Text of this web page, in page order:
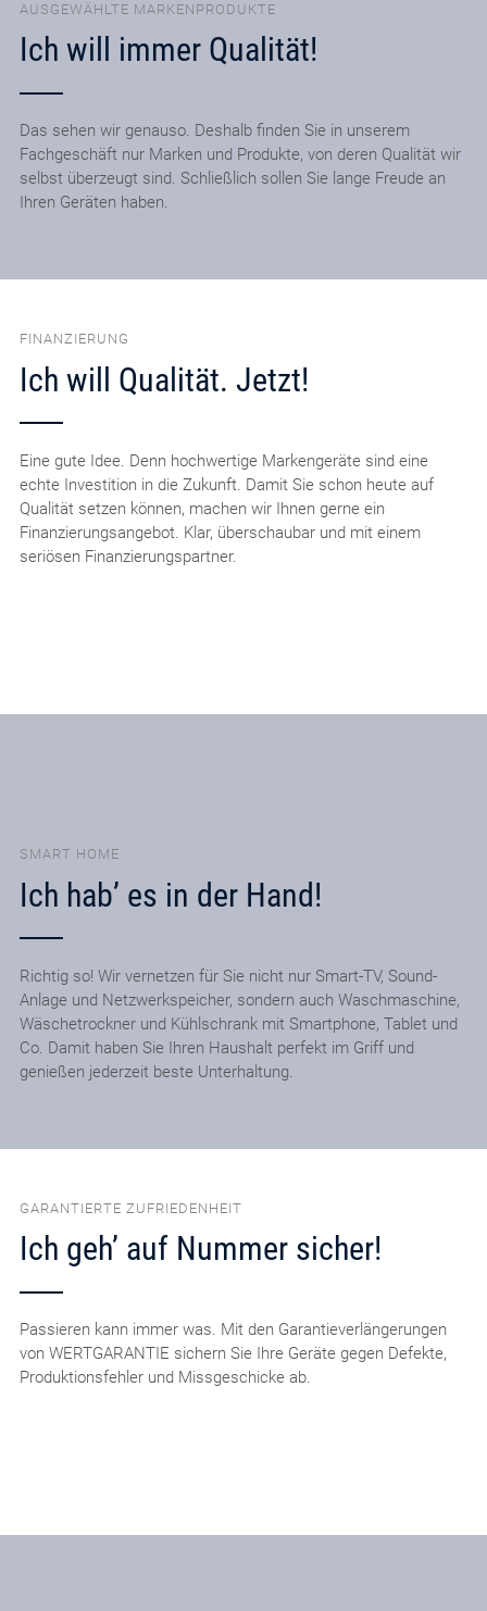
AUSGEWÄHLTE MARKENPRODUKTE
Ich will immer Qualität!
Das sehen wir genauso. Deshalb finden Sie in unserem
Fachgeschäft nur Marken und Produkte, von deren Qualität wir
selbst überzeugt sind. Schließlich sollen Sie lange Freude an
Ihren Geräten haben.
FINANZIERUNG
Ich will Qualität. Jetzt!
Eine gute Idee. Denn hochwertige Markengeräte sind eine
echte Investition in die Zukunft. Damit Sie schon heute auf
Qualität setzen können, machen wir Ihnen gerne ein
Finanzierungsangebot. Klar, überschaubar und mit einem
seriösen Finanzierungspartner.
SMART HOME
Ich hab’ es in der Hand!
Richtig so! Wir vernetzen für Sie nicht nur Smart-TV, Sound-
Anlage und Netzwerkspeicher, sondern auch Waschmaschine,
Wäschetrockner und Kühlschrank mit Smartphone, Tablet und
Co. Damit haben Sie Ihren Haushalt perfekt im Griff und
genießen jederzeit beste Unterhaltung.
GARANTIERTE ZUFRIEDENHEIT
Ich geh’ auf Nummer sicher!
Passieren kann immer was. Mit den Garantieverlängerungen
von WERTGARANTIE sichern Sie Ihre Geräte gegen Defekte,
Produktionsfehler und Missgeschicke ab.